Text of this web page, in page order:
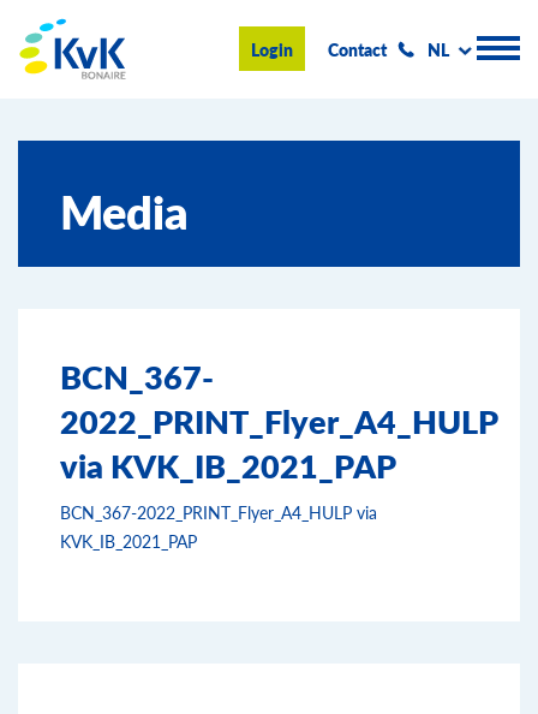
KvK Bonaire
Login Contact NL
Advies en informatie
Ondernemen op Bonaire
Nieuws & Events
Zoeken
Media
BCN_367-
2022_PRINT_Flyer_A4_HULP
via KVK_IB_2021_PAP
BCN_367-2022_PRINT_Flyer_A4_HULP via
KVK_IB_2021_PAP